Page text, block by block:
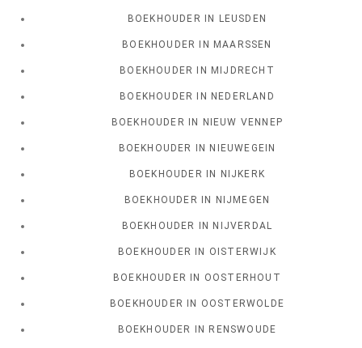
BOEKHOUDER IN LEUSDEN
BOEKHOUDER IN MAARSSEN
BOEKHOUDER IN MIJDRECHT
BOEKHOUDER IN NEDERLAND
BOEKHOUDER IN NIEUW VENNEP
BOEKHOUDER IN NIEUWEGEIN
BOEKHOUDER IN NIJKERK
BOEKHOUDER IN NIJMEGEN
BOEKHOUDER IN NIJVERDAL
BOEKHOUDER IN OISTERWIJK
BOEKHOUDER IN OOSTERHOUT
BOEKHOUDER IN OOSTERWOLDE
BOEKHOUDER IN RENSWOUDE